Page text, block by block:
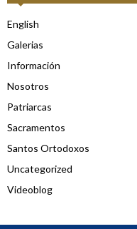
English
Galerias
Información
Nosotros
Patriarcas
Sacramentos
Santos Ortodoxos
Uncategorized
Videoblog